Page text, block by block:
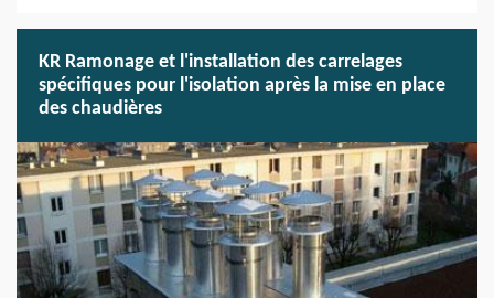
KR Ramonage et l'installation des carrelages
spécifiques pour l'isolation après la mise en place
des chaudières